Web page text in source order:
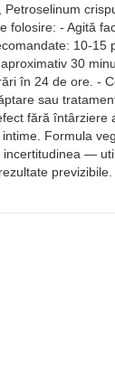
folosire: - Agită
10-15
30
în 24 de ore. -
sau
fără întârziere
Formula
incertitudinea —
previzibile.